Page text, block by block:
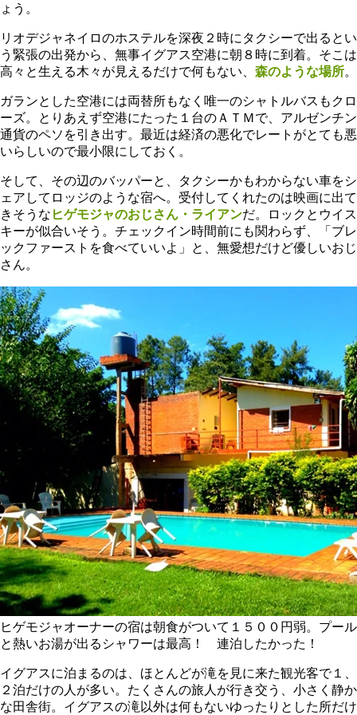
ょう。
リオデジャネイロのホステルを深夜２時にタクシーで出るとい
う緊張の出発から、無事イグアス空港に朝８時に到着。そこは
高々と生える木々が見えるだけで何もない、 森のような場所。
ガランとした空港には両替所もなく唯一のシャトルバスもクロ
ーズ。とりあえず空港にたった１台のＡＴＭで、アルゼンチン
通貨のペソを引き出す。最近は経済の悪化でレートがとても悪
いらしいので最小限にしておく。
そして、その辺のバッパーと、タクシーかもわからない車をシ
ェアしてロッジのような宿へ。受付してくれたのは映画に出て
きそうな ヒゲモジャのおじさん・ライアンだ。ロックとウイス
キーが似合いそう。チェックイン時間前にも関わらず、「ブレ
ックファーストを食べていいよ」と、無愛想だけど優しいおじ
さん。
ヒゲモジャオーナーの宿は朝食がついて１５００円弱。プール
と熱いお湯が出るシャワーは最高！ 連泊したかった！
イグアスに泊まるのは、ほとんどが滝を見に来た観光客で１、
２泊だけの人が多い。たくさんの旅人が行き交う、小さく静か
な田舎街。イグアスの滝以外は何もないゆったりとした所だけ